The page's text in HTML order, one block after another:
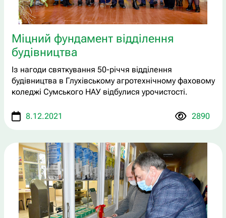
Міцний фундамент відділення
будівництва
Із нагоди святкування 50-річчя відділення
будівництва в Глухівському агротехнічному фаховому
коледжі Сумського НАУ відбулися урочистості.
8.12.2021 2890